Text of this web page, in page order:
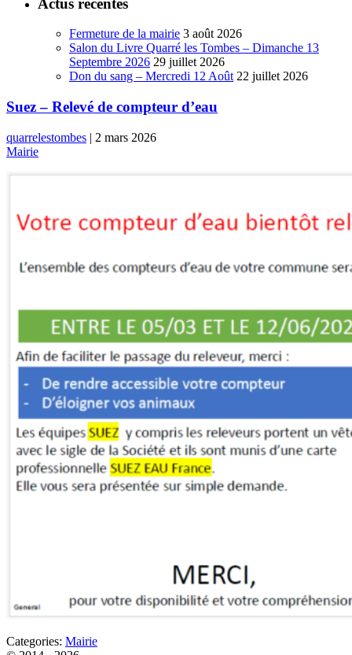
Fermeture de la mairie 3 août 2026
Salon du Livre Quarré les Tombes – Dimanche 13
Septembre 2026 29 juillet 2026
Don du sang – Mercredi 12 Août 22 juillet 2026
Suez – Relevé de compteur d’eau
quarrelestombes | 2 mars 2026
Mairie
Categories: Mairie